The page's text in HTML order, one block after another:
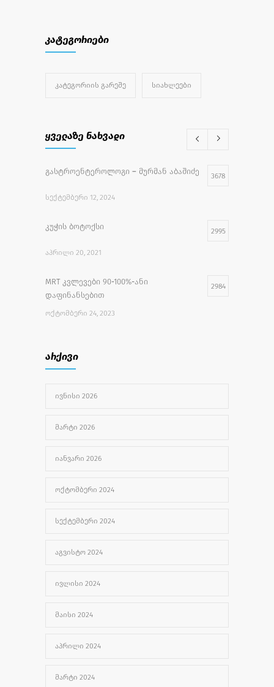
კატეგორიები
ᲙᲐᲢᲔᲒᲝᲠᲘᲘᲡ ᲒᲐᲠᲔᲨᲔ ᲡᲘᲐᲮᲚᲔᲔᲑᲘ
ყველაზე ნახვადი
გასტროენტეროლოგი – მურმან აბაშიძე 3678
ᲡᲔᲥᲢᲔᲛᲑᲔᲠᲘ 12, 2024
კუჭის ბოტოქსი 2995
ᲐᲞᲠᲘᲚᲘ 20, 2021
MRT კვლევები 90-100%-ანი
დაფინანსებით
2984
ᲝᲥᲢᲝᲛᲑᲔᲠᲘ 24, 2023
ᲘᲕᲚᲘᲡᲘ 27, 2022
უროლოგიური სერვისები
ᲐᲒᲕᲘᲡᲢᲝ 1, 2024
არქივი
ᲘᲕᲜᲘᲡᲘ 2026
ᲛᲐᲠᲢᲘ 2026
ᲘᲐᲜᲕᲐᲠᲘ 2026
ᲝᲥᲢᲝᲛᲑᲔᲠᲘ 2024
ᲡᲔᲥᲢᲔᲛᲑᲔᲠᲘ 2024
ᲐᲒᲕᲘᲡᲢᲝ 2024
ᲘᲕᲚᲘᲡᲘ 2024
ᲛᲐᲘᲡᲘ 2024
ᲐᲞᲠᲘᲚᲘ 2024
ᲛᲐᲠᲢᲘ 2024